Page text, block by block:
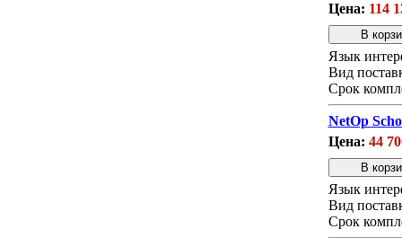
Цена: 114
Язык
Вид
Срок
NetOp
Цена: 44
Язык
Вид
Срок